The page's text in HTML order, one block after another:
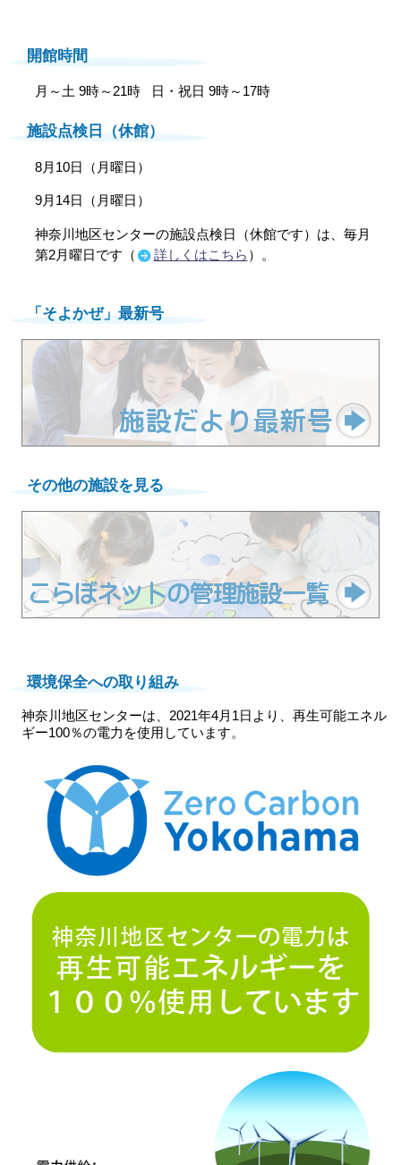
開館時間
月～土 9時～21時 日・祝日 9時～17時
施設点検日（休館）
8月10日（月曜日）
9月14日（月曜日）
神奈川地区センターの施設点検日（休館です）は、毎月
第2月曜日です（
詳しくはこちら ）。
「そよかぜ」最新号
その他の施設を見る
環境保全への取り組み
神奈川地区センターは、2021年4月1日より、再生可能エネル
ギー100％の電力を使用しています。